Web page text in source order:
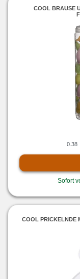
COOL BRAUSE
0.38
Sofort
COOL PRICKELNDE